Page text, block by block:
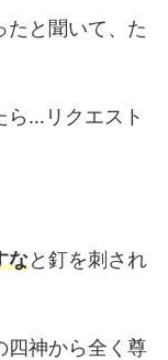
たと聞いて、た
ら…リクエスト
なと釘を刺され
四神から全く尊